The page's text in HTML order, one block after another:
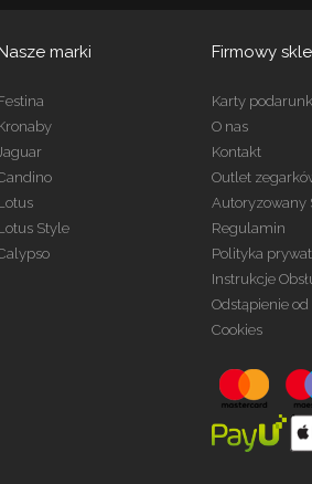
marki
Style
Firmowy
Karty
O nas
Kontakt
Outlet
Autoryzowany
Regulamin
Polityka
Instrukcje
Odstąpienie
Cookies